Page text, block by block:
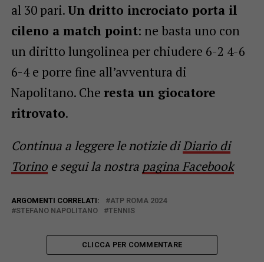
al 30 pari.Un dritto incrociato porta il
cileno a match point: ne basta uno con
un diritto lungolinea per chiudere 6-2 4-6
6-4 e porre fine all’avventura di
Napolitano. Che resta un giocatore
ritrovato.
Continua a leggere le notizie diDiario di
Torinoe segui la nostra pagina Facebook
ARGOMENTI CORRELATI:
ATP ROMA 2024
STEFANO NAPOLITANO
TENNIS
CLICCA PER COMMENTARE